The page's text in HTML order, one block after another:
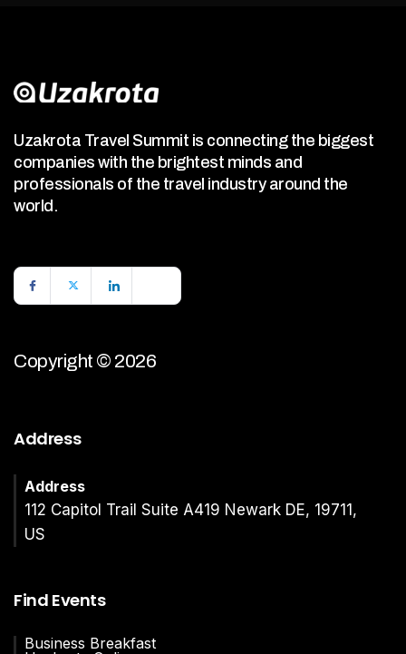
Uzakrota Travel Summit is connecting the biggest
companies with the brightest minds and
professionals of the travel industry around the
world.
Copyright © 2026
Address
Address
112 Capitol Trail Suite A419 Newark DE, 19711,
US
Find Events
Business Breakfast